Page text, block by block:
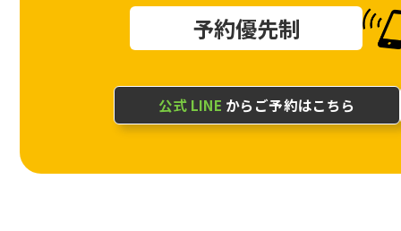
予約優先制
公式 LINE からご予約はこちら